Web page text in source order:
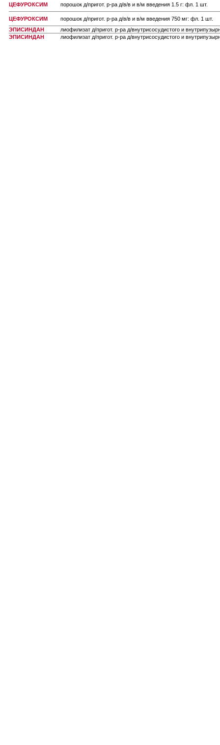
ЦЕФУРОКСИМ порошок д/пригот. р-ра д/в/в и в/м введения 1.5 г: фл. 1 шт.
ЦЕФУРОКСИМ
порошок д/пригот. р-ра д/в/в и в/м введения 750 мг: фл. 1 шт.
ЭПИСИНДАН
лиофилизат д/пригот. р-ра д/внутрисосудистого и
ЭПИСИНДАН
лиофилизат д/пригот. р-ра д/внутрисосудистого и